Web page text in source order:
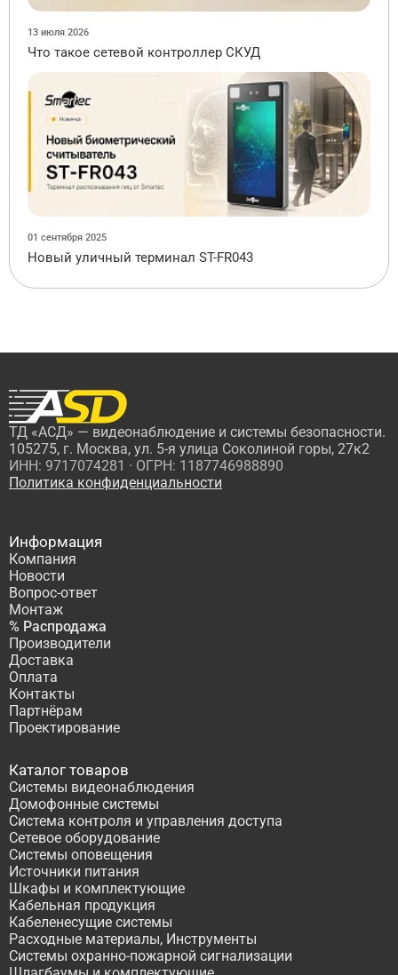
13 июля 2026
Что такое сетевой контроллер СКУД
01 сентября 2025
Новый уличный терминал ST-FR043
ТД «АСД» — видеонаблюдение и системы безопасности.
105275, г. Москва, ул. 5-я улица Соколиной горы, 27к2
ИНН: 9717074281 · ОГРН: 1187746988890
Политика конфиденциальности
Информация
Компания
Новости
Вопрос-ответ
Монтаж
% Распродажа
Производители
Доставка
Оплата
Контакты
Партнёрам
Проектирование
Каталог товаров
Системы видеонаблюдения
Домофонные системы
Система контроля и управления доступа
Сетевое оборудование
Системы оповещения
Источники питания
Шкафы и комплектующие
Кабельная продукция
Кабеленесущие системы
Расходные материалы, Инструменты
Системы охранно-пожарной сигнализации